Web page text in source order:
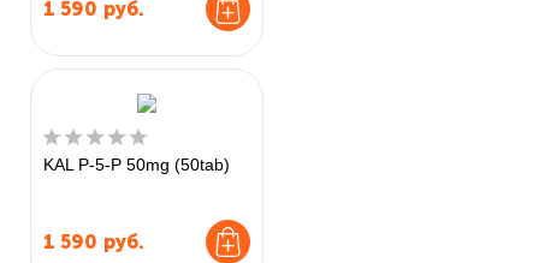
1 590 руб.
KAL P-5-P 50mg (50tab)
1 590 руб.